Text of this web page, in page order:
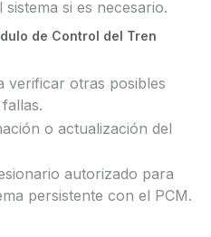
si es necesario.
de Control del Tren
verificar otras posibles
o actualización del
autorizado para
persistente con el PCM.